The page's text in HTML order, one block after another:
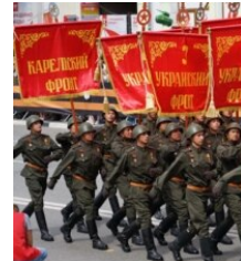
ВСЕ ЗА ДЕНЬ
СПЕЦПРОЕКТИ
ДЕПОРТАЦІЯ
ВІДЕОУРОКИ «ELIFBE»
СВІДЧЕННЯ ОКУПАЦІЇ
УКРАЇНСЬКА ПРОБЛЕМА КРИМУ
ІНФОГРАФІКА
ЯК ОБІЙТИ БЛОКУВАННЯ
Русский
Qırımtatar
ДОЛУЧАЙСЯ!